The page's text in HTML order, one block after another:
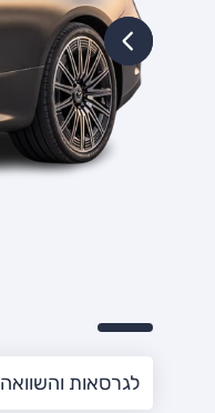
לגרסאות והשוואה